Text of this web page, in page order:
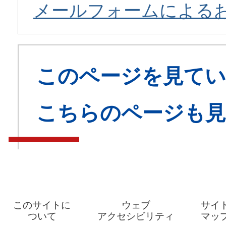
メールフォームによる
このページを見て
こちらのページも
このサイトに
ついて
ウェブ
アクセシビリティ
サイ
マッ